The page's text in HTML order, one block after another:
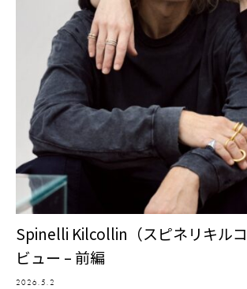
Spinelli Kilcollin（スピネリキル
ビュー – 前編
2026.5.2